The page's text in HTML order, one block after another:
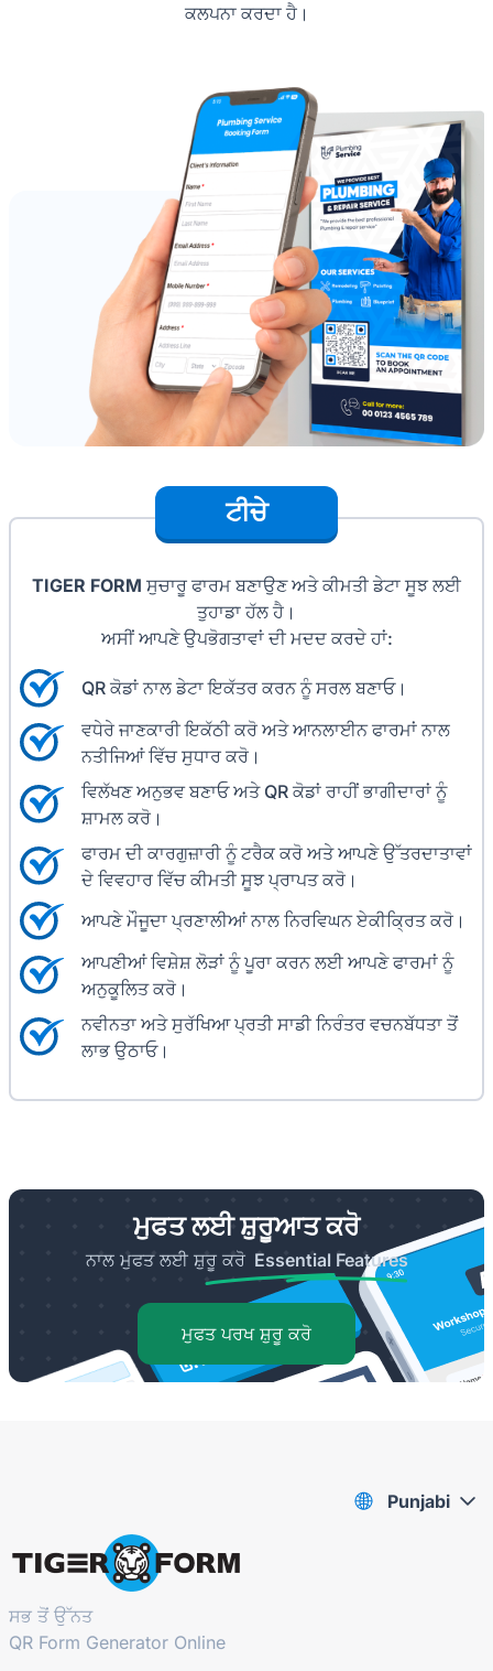
ਕਲਪਨਾ ਕਰਦਾ ਹੈ।
ਟੀਚੇ
TIGER FORM ਸੁਚਾਰੂ ਫਾਰਮ ਬਣਾਉਣ ਅਤੇ ਕੀਮਤੀ ਡੇਟਾ ਸੂਝ ਲਈ
ਤੁਹਾਡਾ ਹੱਲ ਹੈ।
ਅਸੀਂ ਆਪਣੇ ਉਪਭੋਗਤਾਵਾਂ ਦੀ ਮਦਦ ਕਰਦੇ ਹਾਂ:
QR ਕੋਡਾਂ ਨਾਲ ਡੇਟਾ ਇਕੱਤਰ ਕਰਨ ਨੂੰ ਸਰਲ ਬਣਾਓ।
ਵਧੇਰੇ ਜਾਣਕਾਰੀ ਇਕੱਠੀ ਕਰੋ ਅਤੇ ਆਨਲਾਈਨ ਫਾਰਮਾਂ ਨਾਲ
ਨਤੀਜਿਆਂ ਵਿੱਚ ਸੁਧਾਰ ਕਰੋ।
ਵਿਲੱਖਣ ਅਨੁਭਵ ਬਣਾਓ ਅਤੇ QR ਕੋਡਾਂ ਰਾਹੀਂ ਭਾਗੀਦਾਰਾਂ ਨੂੰ
ਸ਼ਾਮਲ ਕਰੋ।
ਫਾਰਮ ਦੀ ਕਾਰਗੁਜ਼ਾਰੀ ਨੂੰ ਟਰੈਕ ਕਰੋ ਅਤੇ ਆਪਣੇ ਉੱਤਰਦਾਤਾਵਾਂ
ਦੇ ਵਿਵਹਾਰ ਵਿੱਚ ਕੀਮਤੀ ਸੂਝ ਪ੍ਰਾਪਤ ਕਰੋ।
ਆਪਣੇ ਮੌਜੂਦਾ ਪ੍ਰਣਾਲੀਆਂ ਨਾਲ ਨਿਰਵਿਘਨ ਏਕੀਕ੍ਰਿਤ ਕਰੋ।
ਆਪਣੀਆਂ ਵਿਸ਼ੇਸ਼ ਲੋੜਾਂ ਨੂੰ ਪੂਰਾ ਕਰਨ ਲਈ ਆਪਣੇ ਫਾਰਮਾਂ ਨੂੰ
ਅਨੁਕੂਲਿਤ ਕਰੋ।
ਨਵੀਨਤਾ ਅਤੇ ਸੁਰੱਖਿਆ ਪ੍ਰਤੀ ਸਾਡੀ ਨਿਰੰਤਰ ਵਚਨਬੱਧਤਾ ਤੋਂ
ਲਾਭ ਉਠਾਓ।
ਮੁਫਤ ਲਈ ਸ਼ੁਰੂਆਤ ਕਰੋ
ਨਾਲ ਮੁਫਤ ਲਈ ਸ਼ੁਰੂ ਕਰੋ Essential Features
ਮੁਫਤ ਪਰਖ ਸ਼ੁਰੂ ਕਰੋ
ਸਭ ਤੋਂ ਉੱਨਤ
QR Form Generator Online
Punjabi